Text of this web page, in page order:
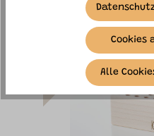
PERSONALISIERBARCookies
Alle